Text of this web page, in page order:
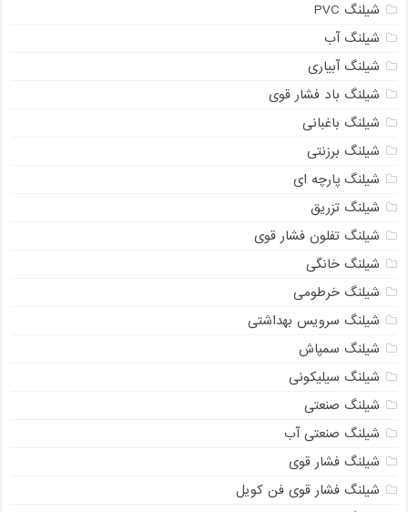
شیلنگ PVC
شیلنگ آب
شیلنگ آبیاری
شیلنگ باد فشار قوی
شیلنگ باغبانی
شیلنگ برزنتی
شیلنگ پارچه‌ ای
شیلنگ تزریق
شیلنگ تفلون فشار قوی
شیلنگ خانگی
شیلنگ خرطومی
شیلنگ سرویس بهداشتی
شیلنگ سمپاش
شیلنگ سیلیکونی
شیلنگ صنعتی
شیلنگ صنعتی آب
شیلنگ فشار قوی
شیلنگ فشار قوی فن کویل